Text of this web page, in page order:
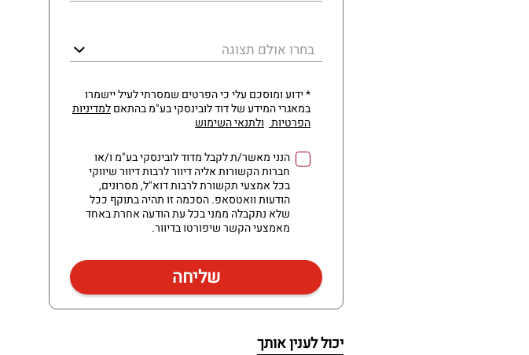
בחרו אולם תצוגה
* ידוע ומוסכם עלי כי הפרטים שמסרתי לעיל יישמרו
במאגרי המידע של דוד לובינסקי בע"מ בהתאםלמדיניות
הפרטיות ולתנאי השימוש
הנני מאשר/ת לקבל מדוד לובינסקי בע"מ ו/או
חברות הקשורות אליה דיוור לרבות דיוור שיווקי
בכל אמצעי תקשורת לרבות דוא"ל, מסרונים,
הודעות וואטסאפ. הסכמה זו תהיה בתוקף ככל
שלא נתקבלה ממני בכל עת הודעה אחרת באחד
מאמצעי הקשר שיפורטו בדיוור.
יכול לענין אותך